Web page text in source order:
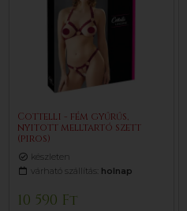
Cottelli - fém gyűrűs,
nyitott melltartó szett
(piros)
készleten
várható szállítás: holnap
10 590 Ft